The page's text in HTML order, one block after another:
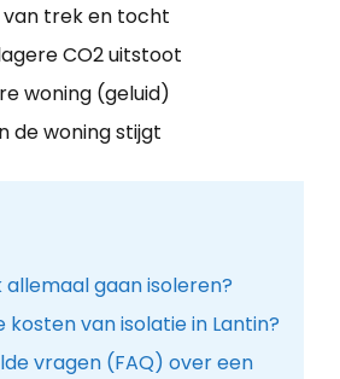
van trek en tocht
CO2 uitstoot
woning (geluid)
de woning stijgt
allemaal gaan isoleren?
kosten van isolatie in Lantin?
vragen (FAQ) over een